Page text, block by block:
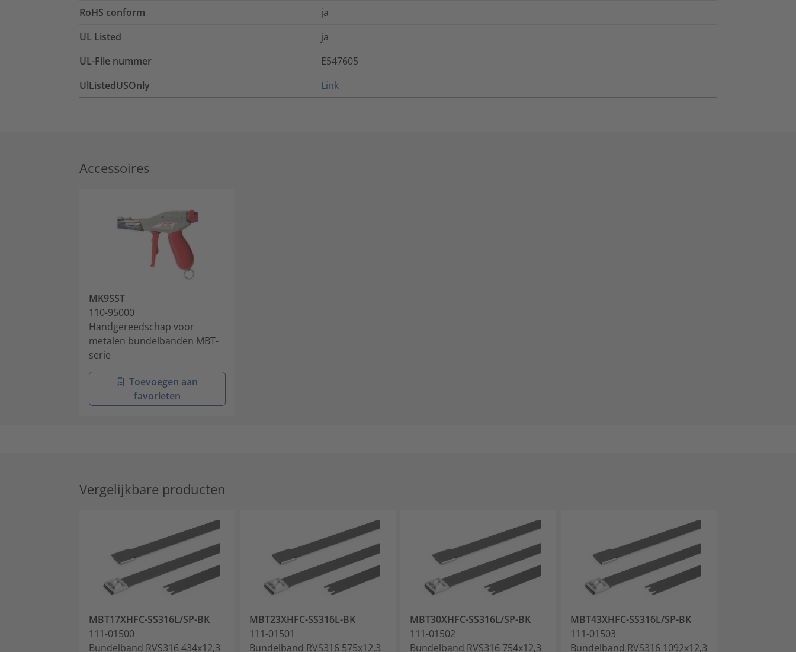
RoHS conform
ja
UL Listed
ja
UL-File nummer
E547605
UlListedUSOnly
Link
Accessoires
MK9SST
110-95000
Handgereedschap voor
metalen bundelbanden MBT-
serie
Toevoegen aan
favorieten
Vergelijkbare producten
MBT17XHFC-SS316L/SP-BK
111-01500
Bundelband RVS316 434x12,3
MBT23XHFC-SS316L-BK
111-01501
Bundelband RVS316 575x12,3
MBT30XHFC-SS316L/SP-BK
111-01502
Bundelband RVS316 754x12,3
MBT43XHFC-SS316L/SP-BK
111-01503
Bundelband RVS316 1092x12,3